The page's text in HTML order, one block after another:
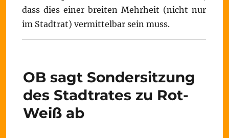
dass dies einer breiten Mehrheit (nicht nur
im Stadtrat) vermittelbar sein muss.
OB sagt Sondersitzung
des Stadtrates zu Rot-
Weiß ab